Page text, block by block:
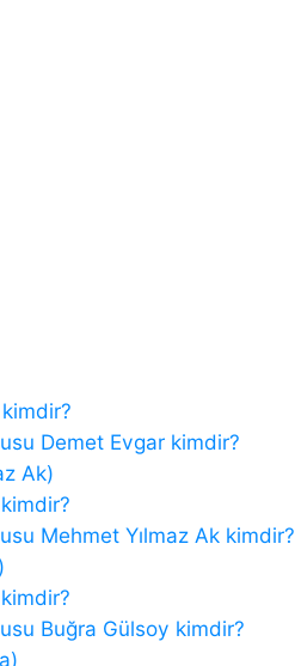
Demet Evgar kimdir?
Ak)
Mehmet Yılmaz Ak kimdir?
Buğra Gülsoy kimdir?